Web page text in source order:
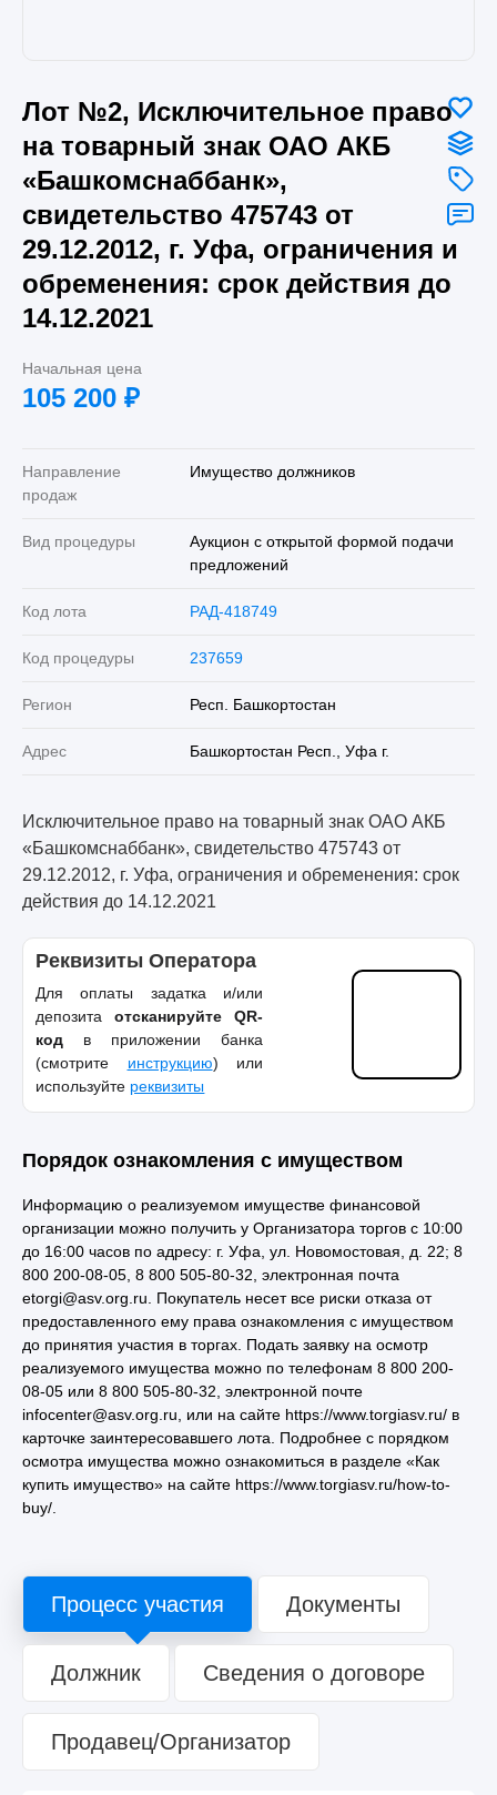
Лот №2, Исключительное право
на товарный знак ОАО АКБ
«Башкомснаббанк»,
свидетельство 475743 от
29.12.2012, г. Уфа, ограничения и
обременения: срок действия до
14.12.2021
Начальная цена
105 200 ₽
Направление
продаж
Имущество должников
Вид процедуры
Аукцион с открытой формой подачи
предложений
Код лота РАД-418749
Код процедуры 237659
Регион Респ. Башкортостан
Адрес Башкортостан Респ., Уфа г.
Исключительное право на товарный знак ОАО АКБ
«Башкомснаббанк», свидетельство 475743 от
29.12.2012, г. Уфа, ограничения и обременения: срок
действия до 14.12.2021
Реквизиты Оператора
Для оплаты задатка и/или
депозита отсканируйте QR-
код в приложении банка
(смотрите инструкцию) или
используйте реквизиты
Порядок ознакомления с имуществом
Информацию о реализуемом имуществе финансовой
организации можно получить у Организатора торгов с 10:00
до 16:00 часов по адресу: г. Уфа, ул. Новомостовая, д. 22; 8
800 200-08-05, 8 800 505-80-32, электронная почта
etorgi@asv.org.ru. Покупатель несет все риски отказа от
предоставленного ему права ознакомления с имуществом
до принятия участия в торгах. Подать заявку на осмотр
реализуемого имущества можно по телефонам 8 800 200-
08-05 или 8 800 505-80-32, электронной почте
infocenter@asv.org.ru, или на сайте https://www.torgiasv.ru/ в
карточке заинтересовавшего лота. Подробнее с порядком
осмотра имущества можно ознакомиться в разделе «Как
купить имущество» на сайте https://www.torgiasv.ru/how-to-
buy/.
Процесс участия Документы
Должник Сведения о договоре
Продавец/Организатор